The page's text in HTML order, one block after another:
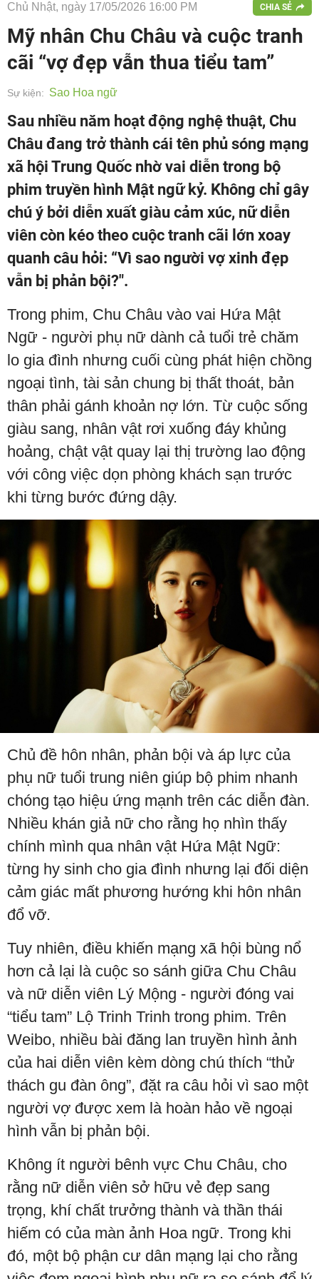
Chủ Nhật, ngày 17/05/2026 16:00 PM CHIA SẺ
Mỹ nhân Chu Châu và cuộc tranh
cãi “vợ đẹp vẫn thua tiểu tam”
Sự kiện: Sao Hoa ngữ
Sau nhiều năm hoạt động nghệ thuật, Chu
Châu đang trở thành cái tên phủ sóng mạng
xã hội Trung Quốc nhờ vai diễn trong bộ
phim truyền hình Mật ngữ kỷ. Không chỉ gây
chú ý bởi diễn xuất giàu cảm xúc, nữ diễn
viên còn kéo theo cuộc tranh cãi lớn xoay
quanh câu hỏi: “Vì sao người vợ xinh đẹp
vẫn bị phản bội?".
Trong phim, Chu Châu vào vai Hứa Mật
Ngữ - người phụ nữ dành cả tuổi trẻ chăm
lo gia đình nhưng cuối cùng phát hiện chồng
ngoại tình, tài sản chung bị thất thoát, bản
thân phải gánh khoản nợ lớn. Từ cuộc sống
giàu sang, nhân vật rơi xuống đáy khủng
hoảng, chật vật quay lại thị trường lao động
với công việc dọn phòng khách sạn trước
khi từng bước đứng dậy.
Chủ đề hôn nhân, phản bội và áp lực của
phụ nữ tuổi trung niên giúp bộ phim nhanh
chóng tạo hiệu ứng mạnh trên các diễn đàn.
Nhiều khán giả nữ cho rằng họ nhìn thấy
chính mình qua nhân vật Hứa Mật Ngữ:
từng hy sinh cho gia đình nhưng lại đối diện
cảm giác mất phương hướng khi hôn nhân
đổ vỡ.
Tuy nhiên, điều khiến mạng xã hội bùng nổ
hơn cả lại là cuộc so sánh giữa Chu Châu
và nữ diễn viên Lý Mộng - người đóng vai
“tiểu tam” Lộ Trinh Trinh trong phim. Trên
Weibo, nhiều bài đăng lan truyền hình ảnh
của hai diễn viên kèm dòng chú thích “thử
thách gu đàn ông”, đặt ra câu hỏi vì sao một
người vợ được xem là hoàn hảo về ngoại
hình vẫn bị phản bội.
Không ít người bênh vực Chu Châu, cho
rằng nữ diễn viên sở hữu vẻ đẹp sang
trọng, khí chất trưởng thành và thần thái
hiếm có của màn ảnh Hoa ngữ. Trong khi
đó, một bộ phận cư dân mạng lại cho rằng